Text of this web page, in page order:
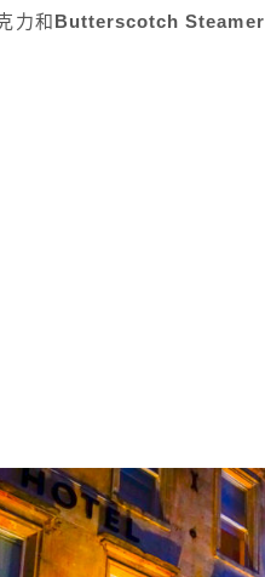
力和Butterscotch Steamer